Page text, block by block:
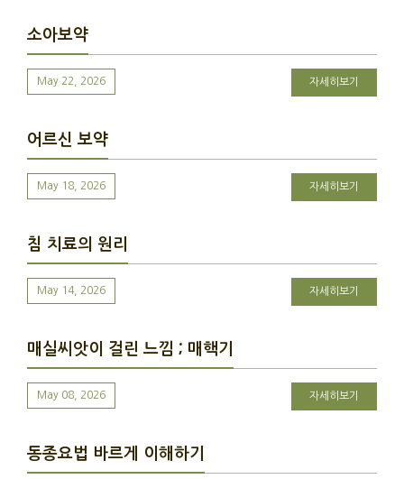
소아보약
May 22, 2026 자세히보기
어르신 보약
May 18, 2026 자세히보기
침 치료의 원리
May 14, 2026 자세히보기
매실씨앗이 걸린 느낌 ; 매핵기
May 08, 2026 자세히보기
동종요법 바르게 이해하기